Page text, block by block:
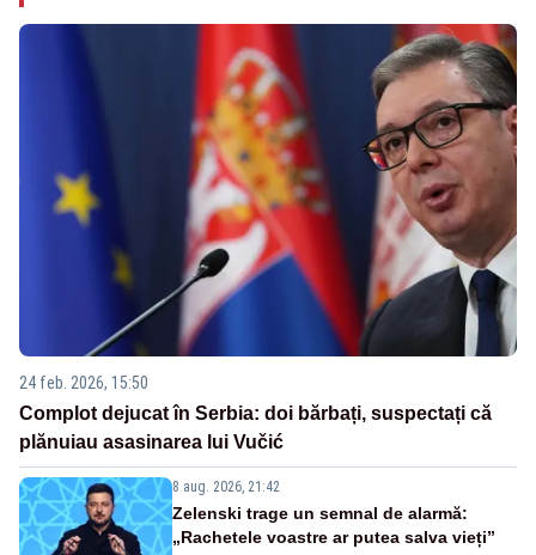
24 feb. 2026, 15:50
Complot dejucat în Serbia: doi bărbați, suspectați că
plănuiau asasinarea lui Vučić
8 aug. 2026, 21:42
Zelenski trage un semnal de alarmă:
„Rachetele voastre ar putea salva vieți”